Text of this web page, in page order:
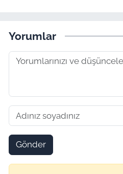
Yorumlar
Gönder